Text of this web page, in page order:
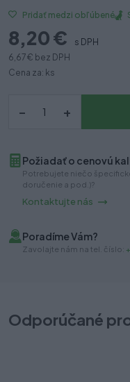
Pridať medzi obľúbené
8,20 €
s DPH
6,67 € bez DPH
Cena za: ks
– +
Požiadať o cenovú
Potrebujete niečo
doručenie a pod.)?
Kontaktujte nás
Poradíme Vám?
Zavolajte nám na tel. číslo:
Odporúčané